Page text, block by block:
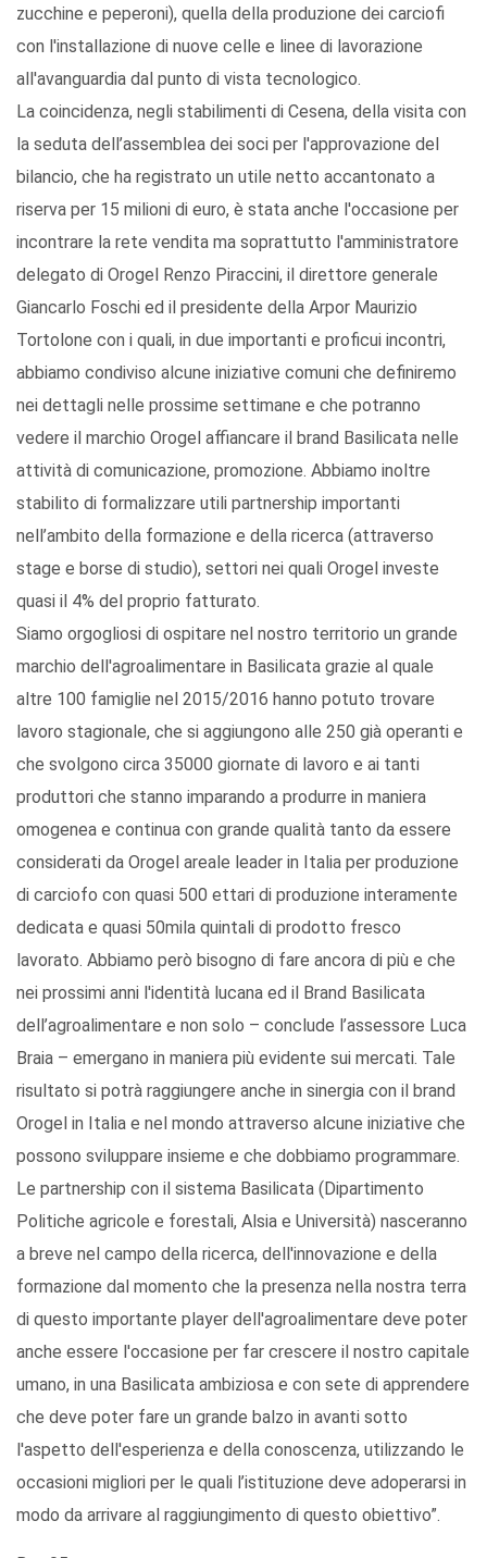
zucchine e peperoni), quella della produzione dei carciofi
con l'installazione di nuove celle e linee di lavorazione
all'avanguardia dal punto di vista tecnologico.
La coincidenza, negli stabilimenti di Cesena, della visita con
la seduta dell’assemblea dei soci per l'approvazione del
bilancio, che ha registrato un utile netto accantonato a
riserva per 15 milioni di euro, è stata anche l'occasione per
incontrare la rete vendita ma soprattutto l'amministratore
delegato di Orogel Renzo Piraccini, il direttore generale
Giancarlo Foschi ed il presidente della Arpor Maurizio
Tortolone con i quali, in due importanti e proficui incontri,
abbiamo condiviso alcune iniziative comuni che definiremo
nei dettagli nelle prossime settimane e che potranno
vedere il marchio Orogel affiancare il brand Basilicata nelle
attività di comunicazione, promozione. Abbiamo inoltre
stabilito di formalizzare utili partnership importanti
nell’ambito della formazione e della ricerca (attraverso
stage e borse di studio), settori nei quali Orogel investe
quasi il 4% del proprio fatturato.
Siamo orgogliosi di ospitare nel nostro territorio un grande
marchio dell'agroalimentare in Basilicata grazie al quale
altre 100 famiglie nel 2015/2016 hanno potuto trovare
lavoro stagionale, che si aggiungono alle 250 già operanti e
che svolgono circa 35000 giornate di lavoro e ai tanti
produttori che stanno imparando a produrre in maniera
omogenea e continua con grande qualità tanto da essere
considerati da Orogel areale leader in Italia per produzione
di carciofo con quasi 500 ettari di produzione interamente
dedicata e quasi 50mila quintali di prodotto fresco
lavorato. Abbiamo però bisogno di fare ancora di più e che
nei prossimi anni l'identità lucana ed il Brand Basilicata
dell’agroalimentare e non solo – conclude l’assessore Luca
Braia – emergano in maniera più evidente sui mercati. Tale
risultato si potrà raggiungere anche in sinergia con il brand
Orogel in Italia e nel mondo attraverso alcune iniziative che
possono sviluppare insieme e che dobbiamo programmare.
Le partnership con il sistema Basilicata (Dipartimento
Politiche agricole e forestali, Alsia e Università) nasceranno
a breve nel campo della ricerca, dell'innovazione e della
formazione dal momento che la presenza nella nostra terra
di questo importante player dell'agroalimentare deve poter
anche essere l'occasione per far crescere il nostro capitale
umano, in una Basilicata ambiziosa e con sete di apprendere
che deve poter fare un grande balzo in avanti sotto
l'aspetto dell'esperienza e della conoscenza, utilizzando le
occasioni migliori per le quali l’istituzione deve adoperarsi in
modo da arrivare al raggiungimento di questo obiettivo”.